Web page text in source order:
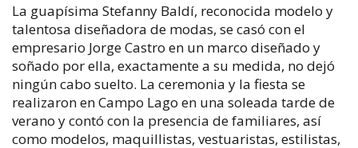
La guapísima Stefanny Baldí, reconocida modelo y
talentosa diseñadora de modas, se casó con el
empresario Jorge Castro en un marco diseñado y
soñado por ella, exactamente a su medida, no dejó
ningún cabo suelto. La ceremonia y la fiesta se
realizaron en Campo Lago en una soleada tarde de
verano y contó con la presencia de familiares, así
como modelos, maquillistas, vestuaristas, estilistas,